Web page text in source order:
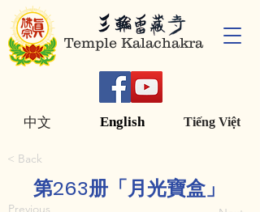
Temple Kalachakra
English Tiếng Việt
中文
< Back
第263册「月光寶盒」
Previous